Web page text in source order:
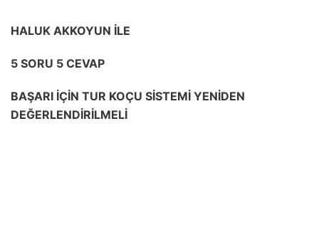
HALUK AKKOYUN İLE
5 SORU 5 CEVAP
BAŞARI İÇİN TUR KOÇU SİSTEMİ YENİDEN
DEĞERLENDİRİLMELİ